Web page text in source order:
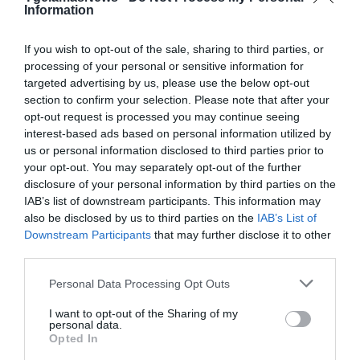
Information
If you wish to opt-out of the sale, sharing to third parties, or
processing of your personal or sensitive information for
targeted advertising by us, please use the below opt-out
section to confirm your selection. Please note that after your
opt-out request is processed you may continue seeing
interest-based ads based on personal information utilized by
us or personal information disclosed to third parties prior to
your opt-out. You may separately opt-out of the further
disclosure of your personal information by third parties on the
IAB’s list of downstream participants. This information may
also be disclosed by us to third parties on the IAB’s List of
Downstream Participants that may further disclose it to other
Please note that this website/app uses one or more Google
not limited to your visit or usage behaviour. You may click to
grant or deny consent to Google and its third-party tags to
use your data for below specified purposes in below Google
Personal Data Processing Opt Outs
I want to opt-out of the Sharing of my
personal data.
Opted In
αλλάζει την επόμενη μέρα σου – Ξανά
11.02.2026 20:40
VIP WITH CHOCOLATΕ: Η Premium επιλογή
για άντρες που θέλουν φυσική υπεροχή